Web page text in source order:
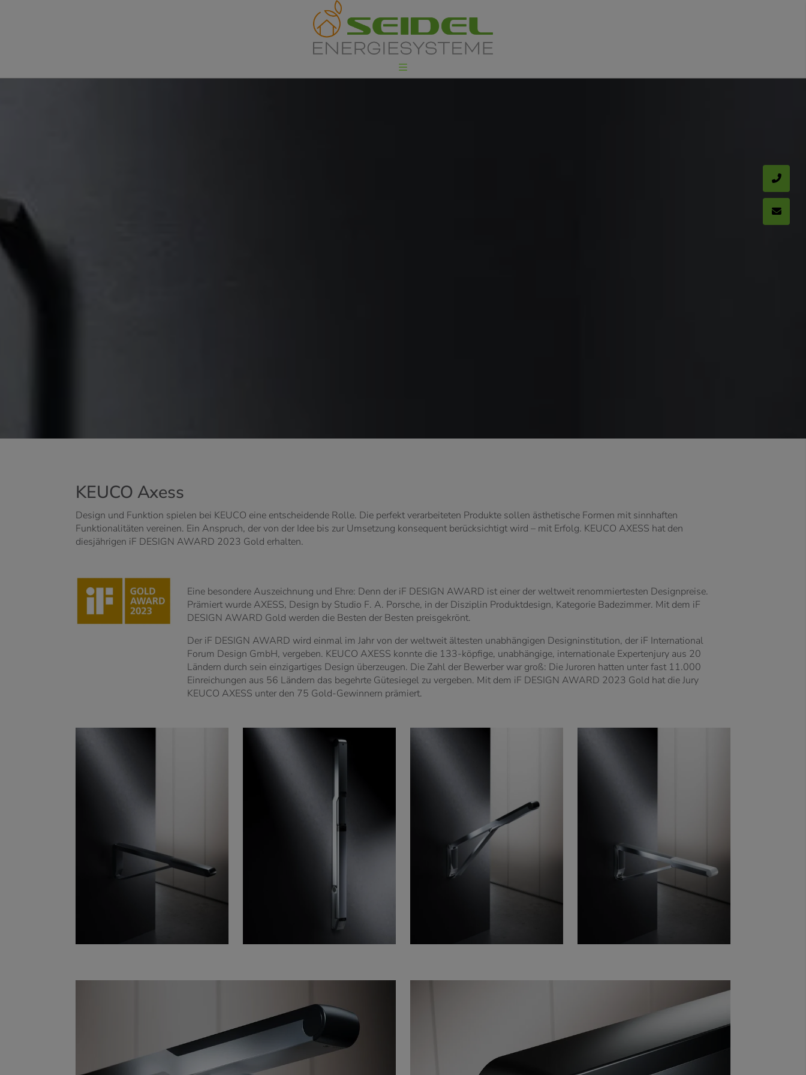
KEUCO Axess
Design und Funktion spielen bei KEUCO eine entscheidende Rolle. Die perfekt verarbeiteten Produkte sollen ästhetische Formen mit sinnhaften
Funktionalitäten vereinen. Ein Anspruch, der von der Idee bis zur Umsetzung konsequent berücksichtigt wird – mit Erfolg. KEUCO AXESS hat den
diesjährigen iF DESIGN AWARD 2023 Gold erhalten.
Eine besondere Auszeichnung und Ehre: Denn der iF DESIGN AWARD ist einer der weltweit renommiertesten Designpreise.
Prämiert wurde AXESS, Design by Studio F. A. Porsche, in der Disziplin Produktdesign, Kategorie Badezimmer. Mit dem iF
DESIGN AWARD Gold werden die Besten der Besten preisgekrönt.
Der iF DESIGN AWARD wird einmal im Jahr von der weltweit ältesten unabhängigen Designinstitution, der iF International
Forum Design GmbH, vergeben. KEUCO AXESS konnte die 133-köpfige, unabhängige, internationale Expertenjury aus 20
Ländern durch sein einzigartiges Design überzeugen. Die Zahl der Bewerber war groß: Die Juroren hatten unter fast 11.000
Einreichungen aus 56 Ländern das begehrte Gütesiegel zu vergeben. Mit dem iF DESIGN AWARD 2023 Gold hat die Jury
KEUCO AXESS unter den 75 Gold-Gewinnern prämiert.